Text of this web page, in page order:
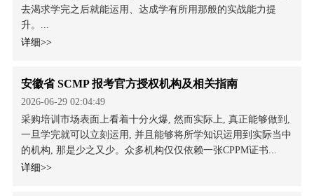
去渴求学完之后就能运用、达成学有所用那般的实战能力提
升。...
详细>>
安徽省 SCMP 报考官方授权机构及相关指南
2026-06-29 02:04:49
采购培训市场表面上看着十分火爆, 然而实际上, 真正能够做到,
一旦学完就可以立刻运用, 并且能够将所学知识运用到实际当中
的机构, 那是少之又少。众多机构仅仅依赖一张CPPM证书...
详细>>